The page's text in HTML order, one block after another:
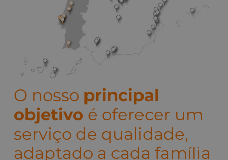
O nosso principal
objetivo é oferecer um
serviço de qualidade,
adaptado a cada família